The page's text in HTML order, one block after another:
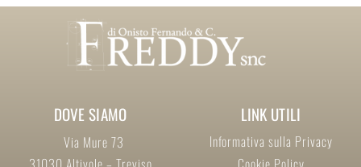
DOVE SIAMO
Via Mure 73
LINK UTILI
Informativa sulla Privacy